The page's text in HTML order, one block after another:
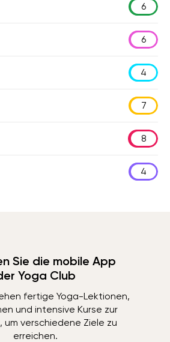
6
6
4
7
8
4
Sie die mobile App
Yoga Club
fertige Yoga-Lektionen,
und intensive Kurse zur
um verschiedene Ziele zu
erreichen.